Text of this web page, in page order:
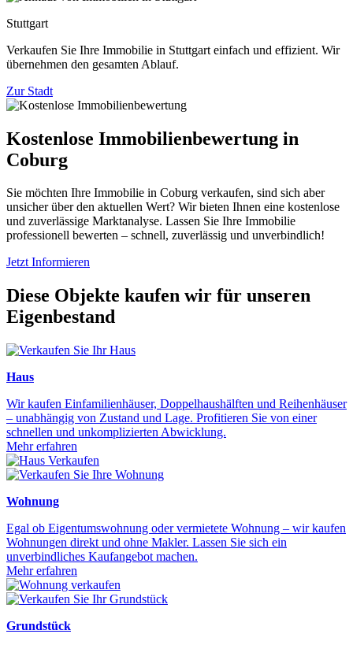
Stuttgart
Verkaufen Sie Ihre Immobilie in Stuttgart einfach und effizient. Wir
übernehmen den gesamten Ablauf.
Zur Stadt
Kostenlose Immobilienbewertung in
Coburg
Sie möchten Ihre Immobilie in Coburg verkaufen, sind sich aber
unsicher über den aktuellen Wert? Wir bieten Ihnen eine kostenlose
und zuverlässige Marktanalyse. Lassen Sie Ihre Immobilie
professionell bewerten – schnell, zuverlässig und unverbindlich!
Jetzt Informieren
Diese Objekte kaufen wir für unseren
Eigenbestand
Haus
Wir kaufen Einfamilienhäuser, Doppelhaushälften und Reihenhäuser
– unabhängig von Zustand und Lage. Profitieren Sie von einer
schnellen und unkomplizierten Abwicklung.
Mehr erfahren
Wohnung
Egal ob Eigentumswohnung oder vermietete Wohnung – wir kaufen
Wohnungen direkt und ohne Makler. Lassen Sie sich ein
unverbindliches Kaufangebot machen.
Mehr erfahren
Grundstück